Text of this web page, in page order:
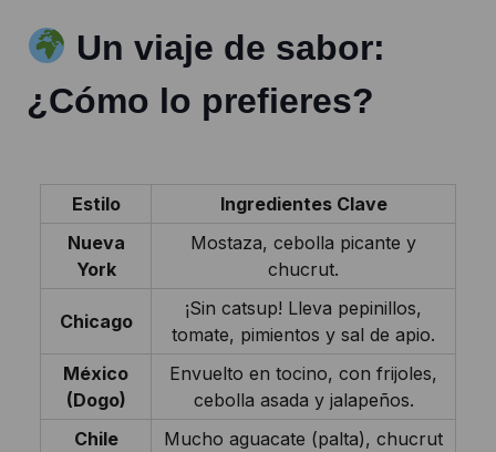
Un viaje de sabor:
¿Cómo lo prefieres?
Estilo
Ingredientes Clave
Nueva
York
Mostaza, cebolla picante y
chucrut.
Chicago
¡Sin catsup! Lleva pepinillos,
tomate, pimientos y sal de apio.
México
(Dogo)
Envuelto en tocino, con frijoles,
cebolla asada y jalapeños.
Chile
Mucho aguacate (palta), chucrut